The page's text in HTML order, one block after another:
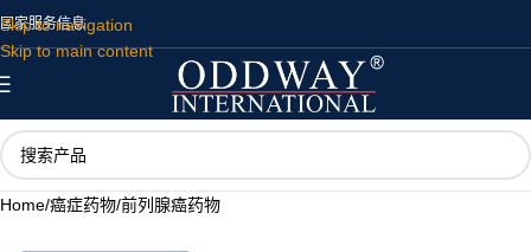
Skip to navigation
Skip to main content
国家服务信息
Home/癌症药物/前列腺癌药物